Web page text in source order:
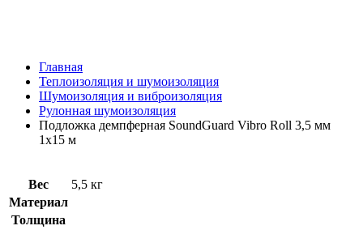
Главная
Теплоизоляция и шумоизоляция
Шумоизоляция и виброизоляция
Рулонная шумоизоляция
Подложка демпферная SoundGuard Vibro Roll 3,5 мм
1х15 м
Вес
5,5 кг
Материал
Толщина